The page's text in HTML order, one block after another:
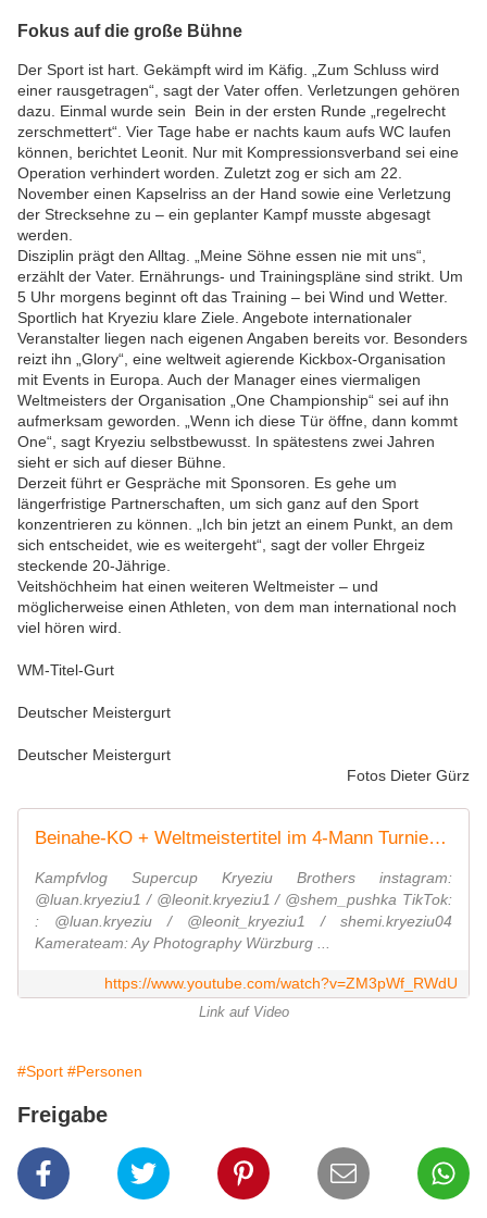
Fokus auf die große Bühne
Der Sport ist hart. Gekämpft wird im Käfig. „Zum Schluss wird
einer rausgetragen“, sagt der Vater offen. Verletzungen gehören
dazu. Einmal wurde sein Bein in der ersten Runde „regelrecht
zerschmettert“. Vier Tage habe er nachts kaum aufs WC laufen
können, berichtet Leonit. Nur mit Kompressionsverband sei eine
Operation verhindert worden. Zuletzt zog er sich am 22.
November einen Kapselriss an der Hand sowie eine Verletzung
der Strecksehne zu – ein geplanter Kampf musste abgesagt
werden.
Disziplin prägt den Alltag. „Meine Söhne essen nie mit uns“,
erzählt der Vater. Ernährungs- und Trainingspläne sind strikt. Um
5 Uhr morgens beginnt oft das Training – bei Wind und Wetter.
Sportlich hat Kryeziu klare Ziele. Angebote internationaler
Veranstalter liegen nach eigenen Angaben bereits vor. Besonders
reizt ihn „Glory“, eine weltweit agierende Kickbox-Organisation
mit Events in Europa. Auch der Manager eines viermaligen
Weltmeisters der Organisation „One Championship“ sei auf ihn
aufmerksam geworden. „Wenn ich diese Tür öffne, dann kommt
One“, sagt Kryeziu selbstbewusst. In spätestens zwei Jahren
sieht er sich auf dieser Bühne.
Derzeit führt er Gespräche mit Sponsoren. Es gehe um
längerfristige Partnerschaften, um sich ganz auf den Sport
konzentrieren zu können. „Ich bin jetzt an einem Punkt, an dem
sich entscheidet, wie es weitergeht“, sagt der voller Ehrgeiz
steckende 20-Jährige.
Veitshöchheim hat einen weiteren Weltmeister – und
möglicherweise einen Athleten, von dem man international noch
viel hören wird.
WM-Titel-Gurt
Deutscher Meistergurt
Deutscher Meistergurt
Fotos Dieter Gürz
Beinahe-KO + Weltmeistertitel im 4-Mann Turnier! | Supercup | KRYEZIU BROTHERS
Kampfvlog Supercup Kryeziu Brothers instagram:
@luan.kryeziu1 / @leonit.kryeziu1 / @shem_pushka TikTok:
: @luan.kryeziu / @leonit_kryeziu1 / shemi.kryeziu04
Kamerateam: Ay Photography Würzburg ...
https://www.youtube.com/watch?v=ZM3pWf_RWdU
Link auf Video
#Sport #Personen
Freigabe